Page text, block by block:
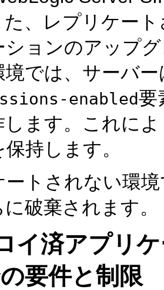
、レプリケー
ションのアップ
境では、サーバー
enabled要
します。これに
持します。
ートされない環
に破棄されます。
イ済アプリ
要件と制限